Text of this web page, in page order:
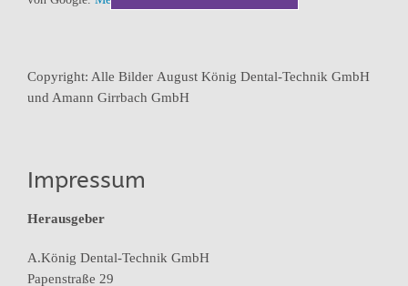
Copyright: Alle Bilder August König Dental-Technik GmbH
und Amann Girrbach GmbH
Impressum
Herausgeber
A.König Dental-Technik GmbH
Papenstraße 29